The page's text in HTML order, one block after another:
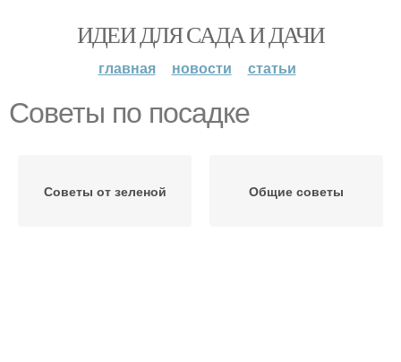
ИДЕИ ДЛЯ САДА И ДАЧИ
главная новости статьи
Советы по посадке
Советы от зеленой Общие советы